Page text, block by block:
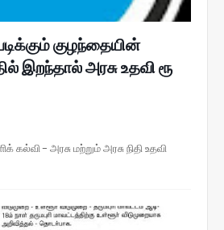
குழந்தையின்
இறந்தால் அரசு உதவி ரூ
- அரசு மற்றும் அரசு நிதி உதவி